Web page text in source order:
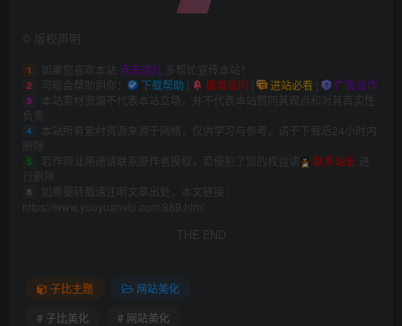
版权声明
1 如果您喜欢本站 点击这儿 多帮忙宣传本站！
2 可能会帮助到你： 下载帮助 报毒说明 | 进站必看 | 广告合作
3
本站素材资源不代表本站立场，并不代表本站赞同其观点和对其真实性
负责
4
本站所有素材资源来源于网络，仅供学习与参考，请于下载后24小时内
删除
5 若作商业用途请联系原作者授权，若侵犯了您的权益请 联系站长 进
行删除
6
如需要转载请注明文章出处，本文链接：
https://www.youyuanvip.com/889.html
THE END
子比主题
网站美化
# 子比美化
# 网站美化